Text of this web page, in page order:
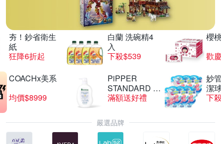
夯！鈔省衛生
紙
狂降6折起
白蘭 洗碗精4
入
下殺$539
櫻
歡
COACHx美系
均價$8999
PiPPER
STANDARD 沛
柏
滿額送好禮
妙
潔
下
嚴選品牌